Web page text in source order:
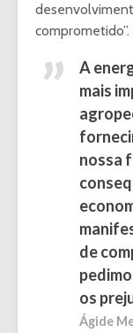
comprometido”.
A
mais
nossa
de
os
Ágide